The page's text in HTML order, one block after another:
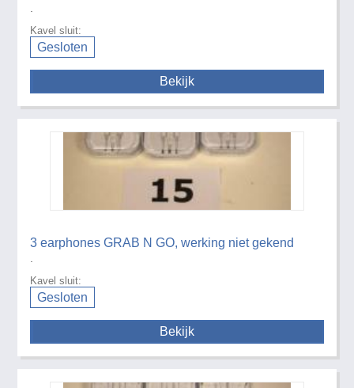
Kavel sluit:
Gesloten
Bekijk
3 earphones GRAB N GO, werking niet gekend
Kavel sluit:
Gesloten
Bekijk